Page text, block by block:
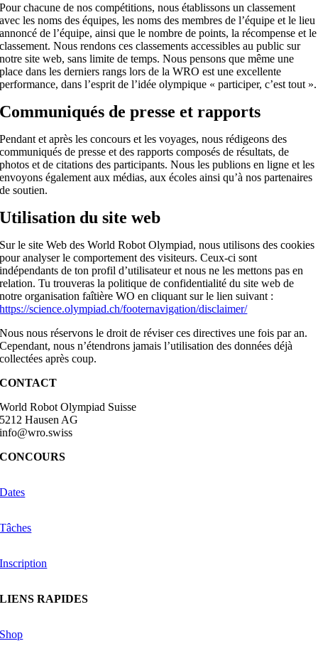
Pour chacune de nos compétitions, nous établissons un classement
avec les noms des équipes, les noms des membres de l’équipe et le lieu
annoncé de l’équipe, ainsi que le nombre de points, la récompense et le
classement. Nous rendons ces classements accessibles au public sur
notre site web, sans limite de temps. Nous pensons que même une
place dans les derniers rangs lors de la WRO est une excellente
performance, dans l’esprit de l’idée olympique « participer, c’est tout ».
Communiqués de presse et rapports
Pendant et après les concours et les voyages, nous rédigeons des
communiqués de presse et des rapports composés de résultats, de
photos et de citations des participants. Nous les publions en ligne et les
envoyons également aux médias, aux écoles ainsi qu’à nos partenaires
de soutien.
Utilisation du site web
Sur le site Web des World Robot Olympiad, nous utilisons des cookies
pour analyser le comportement des visiteurs. Ceux-ci sont
indépendants de ton profil d’utilisateur et nous ne les mettons pas en
relation. Tu trouveras la politique de confidentialité du site web de
notre organisation faîtière WO en cliquant sur le lien suivant :
https://science.olympiad.ch/footernavigation/disclaimer/
Nous nous réservons le droit de réviser ces directives une fois par an.
Cependant, nous n’étendrons jamais l’utilisation des données déjà
collectées après coup.
CONTACT
World Robot Olympiad Suisse
5212 Hausen AG
info@wro.swiss
CONCOURS
Dates
Tâches
Inscription
LIENS RAPIDES
Shop